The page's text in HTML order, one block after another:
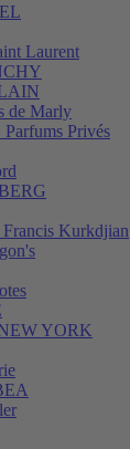
Laurent
de Marly
Privés
Francis Kurkdjian
YORK